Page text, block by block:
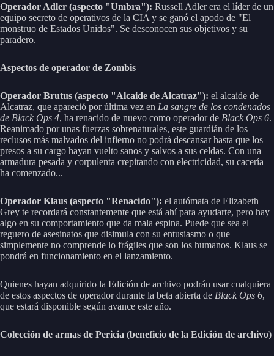
Operador Adler (aspecto "Umbra"): Russell Adler era el líder de un
equipo secreto de operativos de la CIA y se ganó el apodo de "El
monstruo de Estados Unidos". Se desconocen sus objetivos y su
paradero.
Aspectos de operador de Zombis
Operador Brutus (aspecto "Alcaide de Alcatraz"): el alcaide de
Alcatraz, que apareció por última vez en La sangre de los condenados
de Black Ops 4, ha renacido de nuevo como operador de Black Ops 6.
Reanimado por unas fuerzas sobrenaturales, este guardián de los
reclusos más malvados del infierno no podrá descansar hasta que los
presos a su cargo hayan vuelto sanos y salvos a sus celdas. Con una
armadura pesada y corpulenta crepitando con electricidad, su cacería
ha comenzado...
Operador Klaus (aspecto "Renacido"): el autómata de Elizabeth
Grey te recordará constantemente que está ahí para ayudarte, pero hay
algo en su comportamiento que da mala espina. Puede que sea el
reguero de asesinatos que disimula con su entusiasmo o que
simplemente no comprende lo frágiles que son los humanos. Klaus se
pondrá en funcionamiento en el lanzamiento.
Quienes hayan adquirido la Edición de archivo podrán usar cualquiera
de estos aspectos de operador durante la beta abierta de Black Ops 6,
que estará disponible según avance este año.
Colección de armas de Pericia (beneficio de la Edición de archivo)